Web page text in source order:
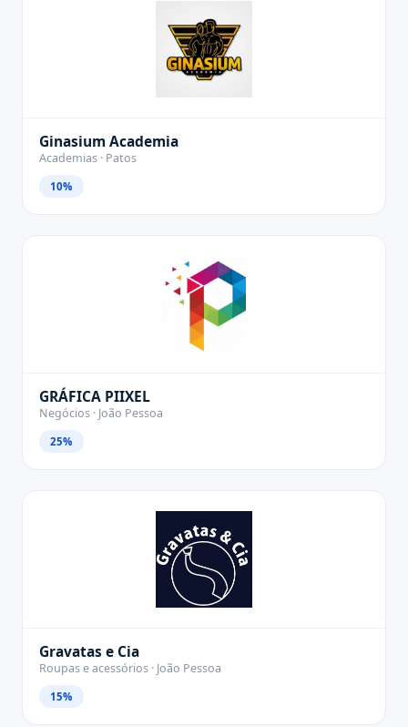
Ginasium Academia
Academias · Patos
10%
GRÁFICA PIIXEL
Negócios · João Pessoa
25%
Gravatas e Cia
Roupas e acessórios · João Pessoa
15%